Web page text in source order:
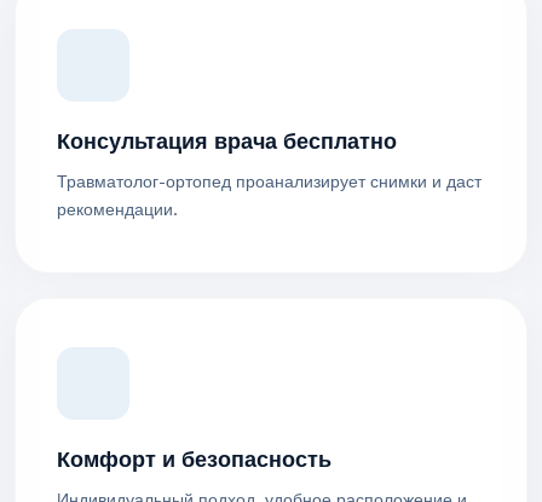
Консультация врача бесплатно
Травматолог-ортопед проанализирует снимки и даст
рекомендации.
Комфорт и безопасность